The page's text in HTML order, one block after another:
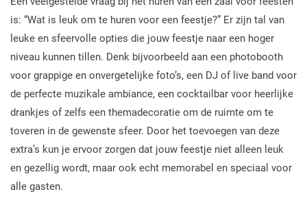
is: “Wat is leuk om te huren voor een feestje?” Er zijn tal van
leuke en sfeervolle opties die jouw feestje naar een hoger
niveau kunnen tillen. Denk bijvoorbeeld aan een photobooth
voor grappige en onvergetelijke foto’s, een DJ of live band voor
de perfecte muzikale ambiance, een cocktailbar voor heerlijke
drankjes of zelfs een themadecoratie om de ruimte om te
toveren in de gewenste sfeer. Door het toevoegen van deze
extra’s kun je ervoor zorgen dat jouw feestje niet alleen leuk
en gezellig wordt, maar ook echt memorabel en speciaal voor
alle gasten.